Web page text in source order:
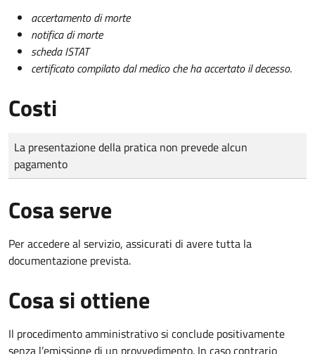
accertamento di morte
notifica di morte
scheda ISTAT
certificato compilato dal medico che ha accertato il decesso.
Costi
Tipo di pagamento
Importo
La presentazione della pratica non prevede alcun
pagamento
Cosa serve
Per accedere al servizio, assicurati di avere tutta la
documentazione prevista.
Cosa si ottiene
Il procedimento amministrativo si conclude positivamente
senza l’emissione di un provvedimento. In caso contrario